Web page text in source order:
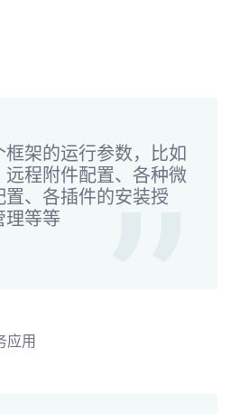
架的运行参数，比如
远程附件配置、各种微
、各插件的安装授
理等等
应用